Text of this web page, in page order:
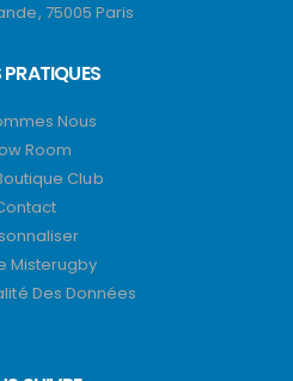
75005 Paris
Nous
Room
Club
Misterugby
Des Données